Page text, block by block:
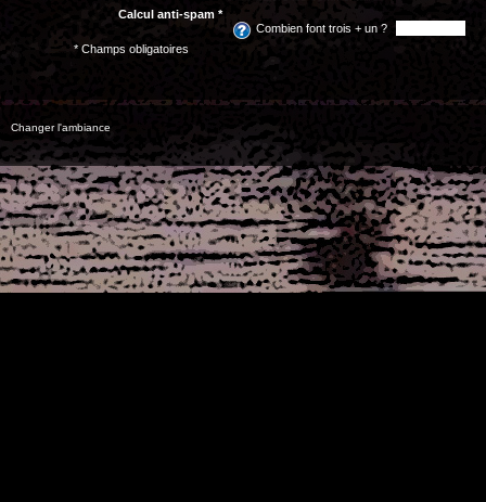
Calcul anti-spam *
Combien font trois + un ?
* Champs obligatoires
Changer l'ambiance